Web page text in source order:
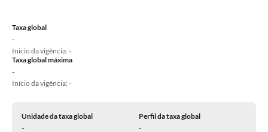
Taxa global
-
Inicio da vigência: -
Taxa global máxima
-
Início da vigência: -
Unidade da taxa global
-
Perfil da taxa global
-